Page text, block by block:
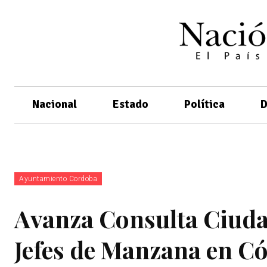
Nacional Estado Política
Ayuntamiento Cordoba
Avanza Consulta
Jefes de Manzana en